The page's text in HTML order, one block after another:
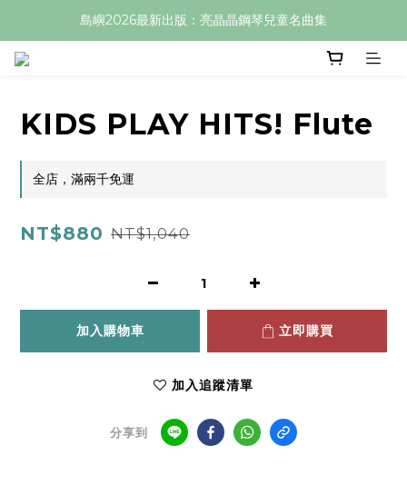
島嶼2026最新出版：亮晶晶鋼琴兒童名曲集
KIDS PLAY HITS! Flute
全店，滿兩千免運
NT$880 NT$1,040
加入購物車 立即購買
加入追蹤清單
分享到